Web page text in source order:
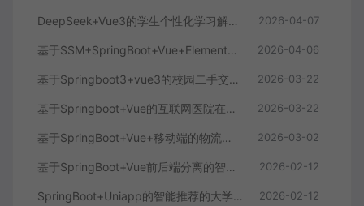
DeepSeek+Vue3的学生个性化学习解答AI系统 2026-04-07
基于SSM+SpringBoot+Vue+ElementPlus的聊天im系统 2026-04-06
基于Springboot3+vue3的校园二手交易平台 2026-03-22
基于Springboot+Vue的互联网医院在线问诊系统 2026-03-22
基于SpringBoot+Vue+移动端的物流快递系统 2026-03-02
基于SpringBoot+Vue前后端分离的智能知识库问答系统 2026-02-12
SpringBoot+Uniapp的智能推荐的大学生社交平台 2026-02-12